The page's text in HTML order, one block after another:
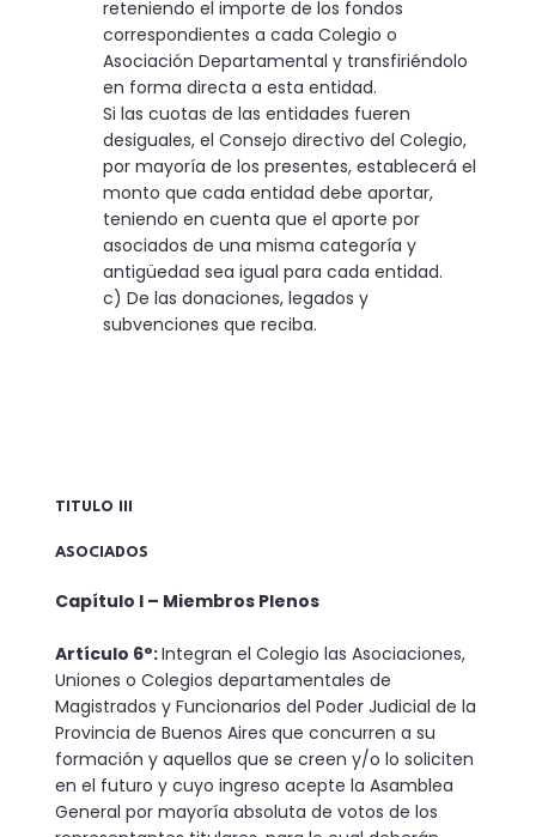
reteniendo el importe de los fondos
correspondientes a cada Colegio o
Asociación Departamental y transfiriéndolo
en forma directa a esta entidad.
Si las cuotas de las entidades fueren
desiguales, el Consejo directivo del Colegio,
por mayoría de los presentes, establecerá el
monto que cada entidad debe aportar,
teniendo en cuenta que el aporte por
asociados de una misma categoría y
antigüedad sea igual para cada entidad.
c) De las donaciones, legados y
subvenciones que reciba.
TITULO III
ASOCIADOS
Capítulo I – Miembros Plenos
Artículo 6°:Integran el Colegio las Asociaciones,
Uniones o Colegios departamentales de
Magistrados y Funcionarios del Poder Judicial de la
Provincia de Buenos Aires que concurren a su
formación y aquellos que se creen y/o lo soliciten
en el futuro y cuyo ingreso acepte la Asamblea
General por mayoría absoluta de votos de los